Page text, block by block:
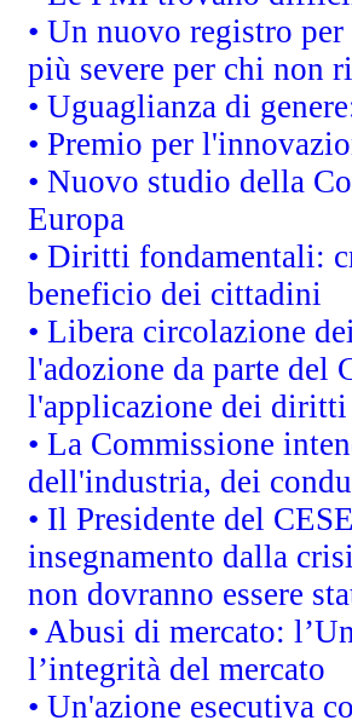
• Un nuovo registro
più severe per chi non
• Uguaglianza di
• Premio per
• Nuovo studio della
Europa
• Diritti fondamentali:
beneficio dei cittadini
• Libera circolazione
l'adozione da parte
l'applicazione dei
• La Commissione
dell'industria, dei
• Il Presidente del
insegnamento dalla
non dovranno essere
• Abusi di mercato:
l’integrità del mercato
• Un'azione esecutiva